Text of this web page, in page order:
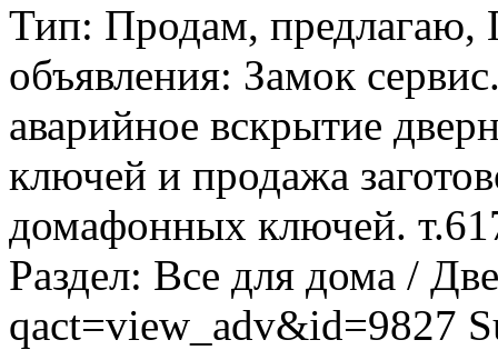
Тип: Продам, предлагаю,
объявления: Замок
аварийное вскрытие
ключей и продажа
домафонных ключей.
Раздел: Все для дома /
qact=view_adv&id=9827